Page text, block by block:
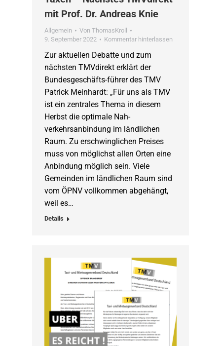
mit Prof. Dr. Andreas Knie
Allgemein Von ThomasKroll
9. September 2022
Kommentar hinterlassen
Zur aktuellen Debatte und zum
nächsten TMVdirekt erklärt der
Bundesgeschäfts-führer des TMV
Patrick Meinhardt: „Für uns als TMV
ist ein zentrales Thema in diesem
Herbst die optimale Nah-
verkehrsanbindung im ländlichen
Raum. Zu erschwinglichen Preises
muss von möglichst allen Orten eine
Anbindung möglich sein. Viele
Gemeinden im ländlichen Raum sind
vom ÖPNV vollkommen abgehängt,
weil es…
Details